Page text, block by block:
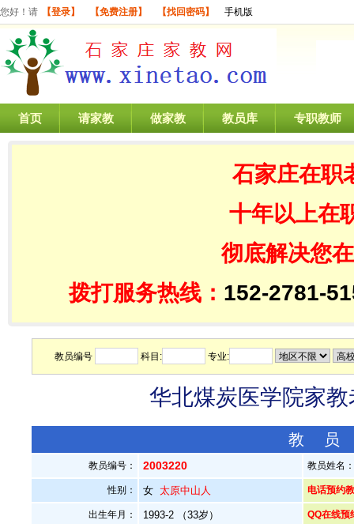
您好！请 【登录】 【免费注册】 【找回密码】 手机版
首页 请家教 做家教 教员库 专职教师
石家庄在职
十年以上在
彻底解决您
拨打服务热线： 152-2781-
教员编号 科目: 专业:
华北煤炭医学院家
教
教员编号： 2003220 教员姓名
性别： 女 太原中山人 电话预约
出生年月： 1993-2 （33岁） QQ在线预